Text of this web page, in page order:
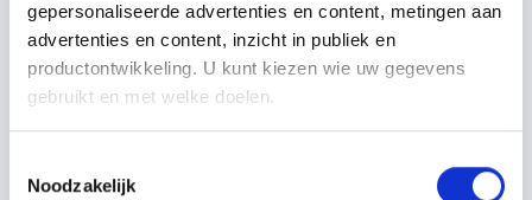
gepersonaliseerde advertenties en content, metingen aan
advertenties en content, inzicht in publiek en
productontwikkeling. U kunt kiezen wie uw gegevens
gebruikt en met welke doelen.
Informatie verzamelen over uw geografische locatie,
Noodzakelijk
Door aan het keukeneiland een zitgedeelte
te maken, wordt uw keuken de centrale
plaats om te koken, eten en voor
Samen ontbijten, dineren, spelletjes of